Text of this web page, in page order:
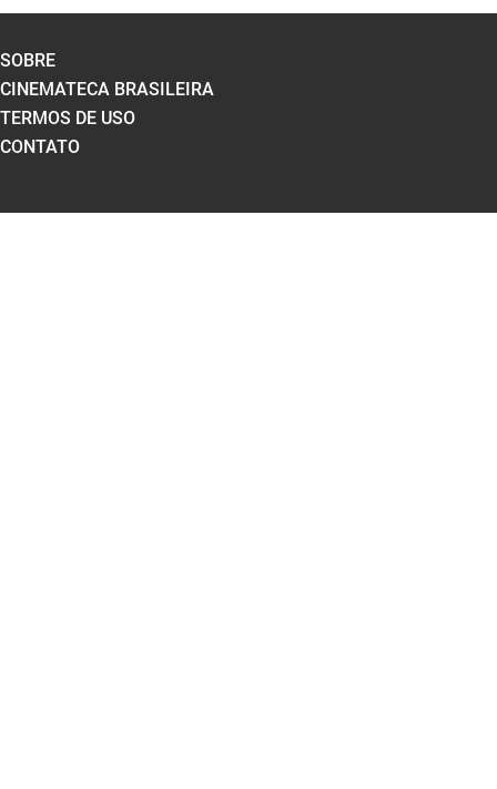
SOBRE
CINEMATECA BRASILEIRA
TERMOS DE USO
CONTATO